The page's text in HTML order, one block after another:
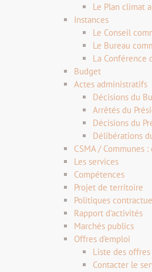
Le Plan climat
Instances
Le Conseil
Le Bureau
La Conférence
Budget
Actes administratifs
Décisions du
Arrêtés du
Décisions du
Délibérations
CSMA / Communes
Les services
Compétences
Projet de territoire
Politiques
Rapport d'activités
Marchés publics
Offres d'emploi
Liste des
Contacter le